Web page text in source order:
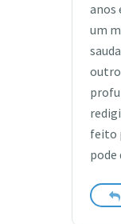
anos
um
feito
pode